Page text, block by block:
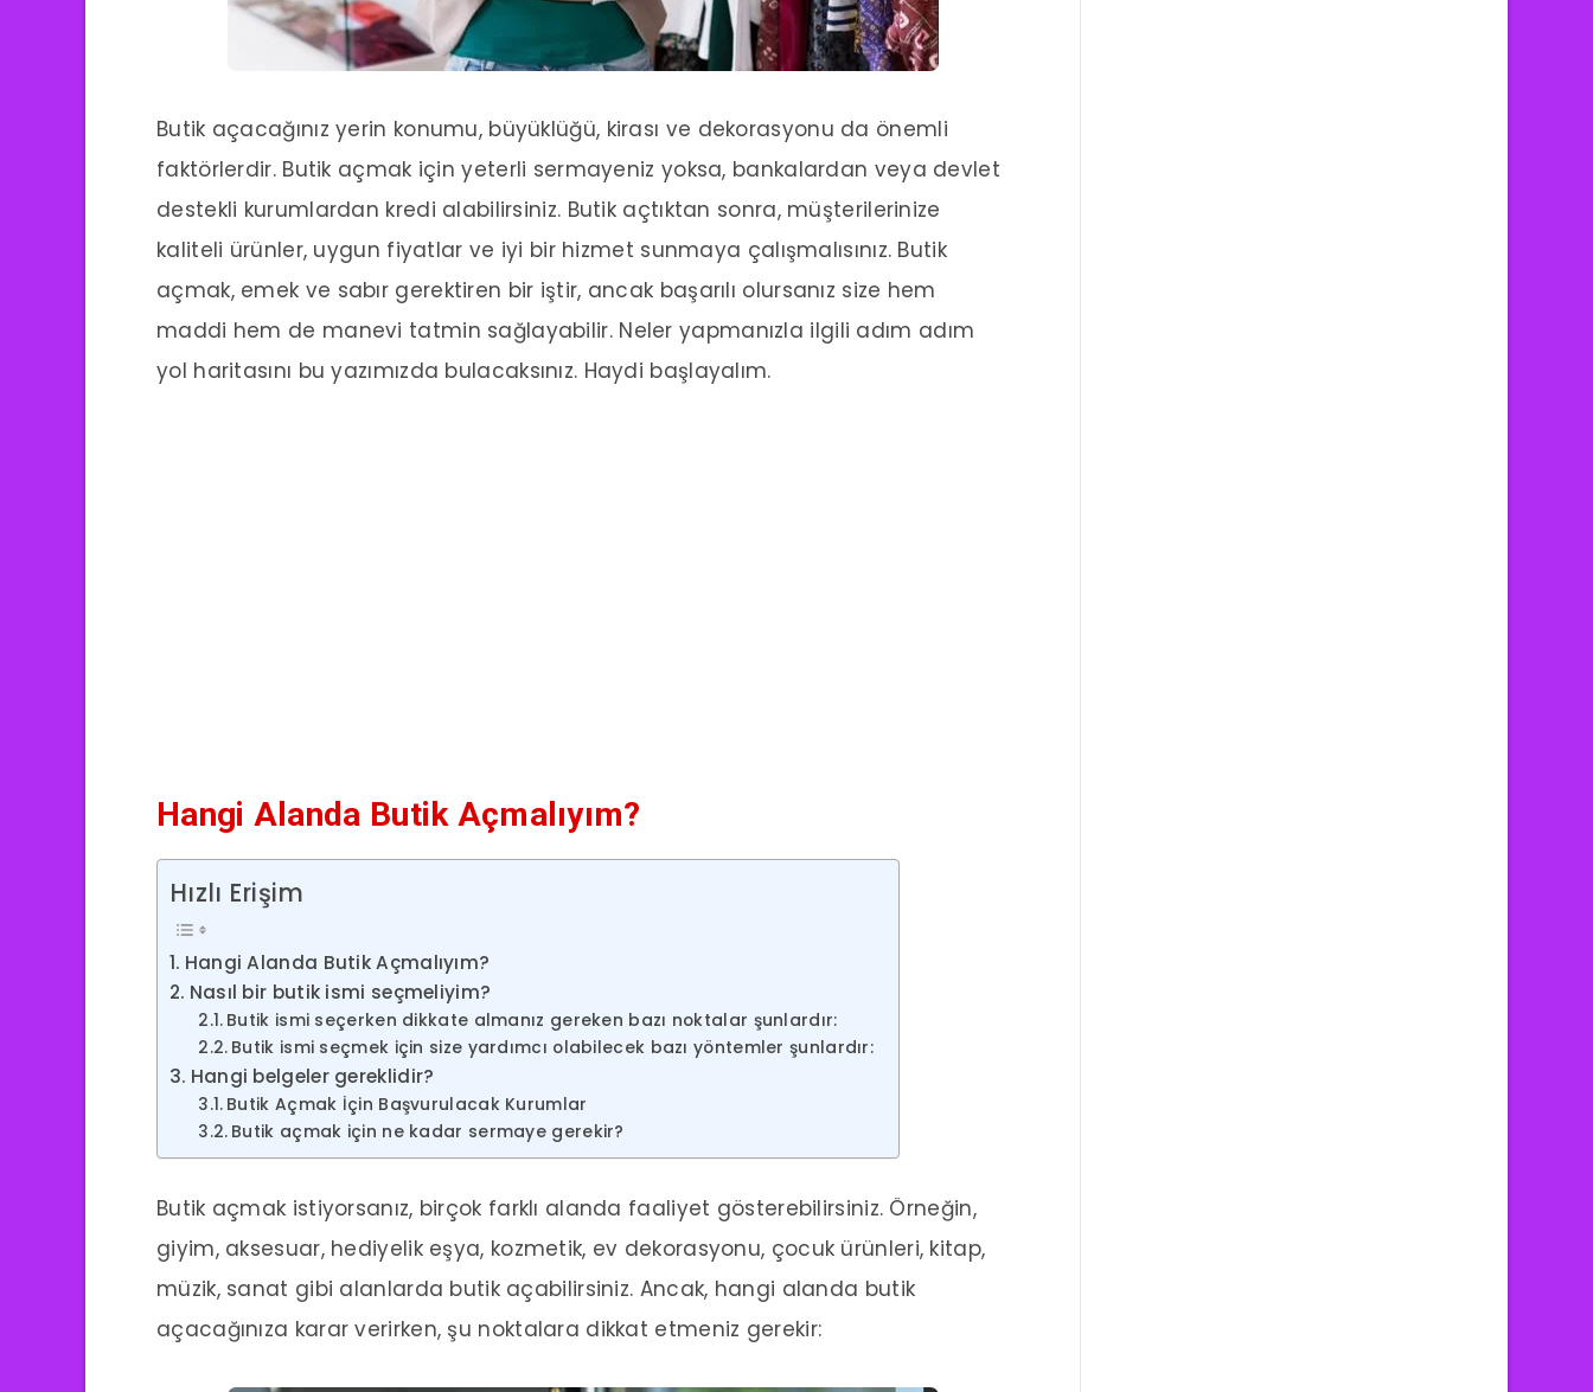
Butik açacağınız yerin konumu, büyüklüğü, kirası ve dekorasyonu da önemli
faktörlerdir. Butik açmak için yeterli sermayeniz yoksa, bankalardan veya devlet
destekli kurumlardan kredi alabilirsiniz. Butik açtıktan sonra, müşterilerinize
kaliteli ürünler, uygun fiyatlar ve iyi bir hizmet sunmaya çalışmalısınız. Butik
açmak, emek ve sabır gerektiren bir iştir, ancak başarılı olursanız size hem
maddi hem de manevi tatmin sağlayabilir. Neler yapmanızla ilgili adım adım
yol haritasını bu yazımızda bulacaksınız. Haydi başlayalım.
Hangi Alanda Butik Açmalıyım?
Hızlı Erişim
Hangi Alanda Butik Açmalıyım?
Nasıl bir butik ismi seçmeliyim?
Butik ismi seçerken dikkate almanız gereken bazı noktalar şunlardır:
Butik ismi seçmek için size yardımcı olabilecek bazı yöntemler şunlardır:
Hangi belgeler gereklidir?
Butik Açmak İçin Başvurulacak Kurumlar
Butik açmak için ne kadar sermaye gerekir?
Butik açmak istiyorsanız, birçok farklı alanda faaliyet gösterebilirsiniz. Örneğin,
giyim, aksesuar, hediyelik eşya, kozmetik, ev dekorasyonu, çocuk ürünleri, kitap,
müzik, sanat gibi alanlarda butik açabilirsiniz. Ancak, hangi alanda butik
açacağınıza karar verirken, şu noktalara dikkat etmeniz gerekir: